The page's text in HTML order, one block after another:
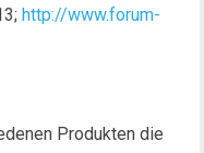
http://www.forum-
Produkten die